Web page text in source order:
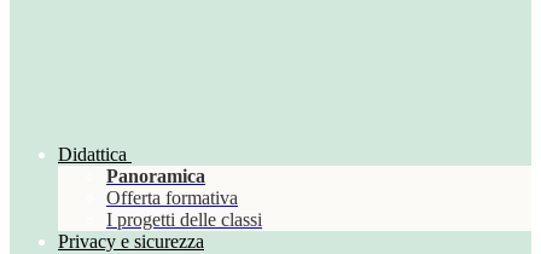
Didattica
Panoramica
Offerta formativa
I progetti delle classi
Privacy e sicurezza